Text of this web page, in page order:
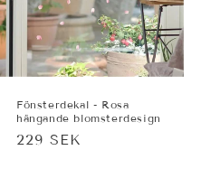
Fönsterdekal - Rosa
hängande blomsterdesign
Ordinarie
229 SEK